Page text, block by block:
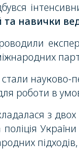
та навички
науково-
роботи в
з двох
України